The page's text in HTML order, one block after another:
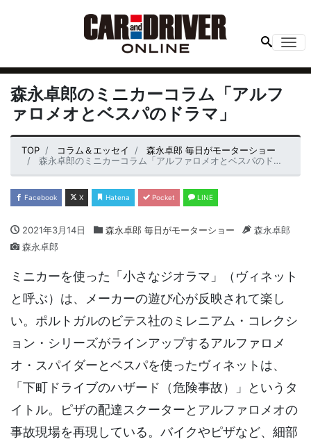
森永卓郎のミニカーコラム「アルフ
ァロメオとベスパのドラマ」
TOP コラム＆エッセイ
森永卓郎 毎日がモーターショー
森永卓郎のミニカーコラム「アルファロメオとベスパのドラマ」
Facebook X Hatena Pocket LINE
2021年3月14日 森永卓郎 毎日がモーターショー
森永卓郎
森永卓郎
ミニカーを使った「小さなジオラマ」（ヴィネット
と呼ぶ）は、メーカーの遊び心が反映されて楽し
い。ポルトガルのビテス社のミレニアム・コレクシ
ョン・シリーズがラインアップするアルファロメ
オ・スパイダーとベスパを使ったヴィネットは、
「下町ドライブのハザード（危険事故）」というタ
イトル。ピザの配達スクーターとアルファロメオの
事故現場を再現している。バイクやピザなど、細部